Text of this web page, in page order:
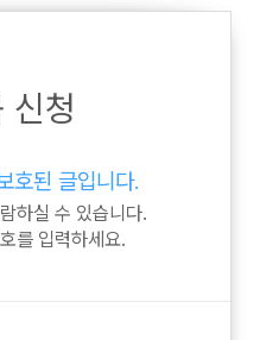
신청
호된 글입니다.
하실 수 있습니다.
를 입력하세요.